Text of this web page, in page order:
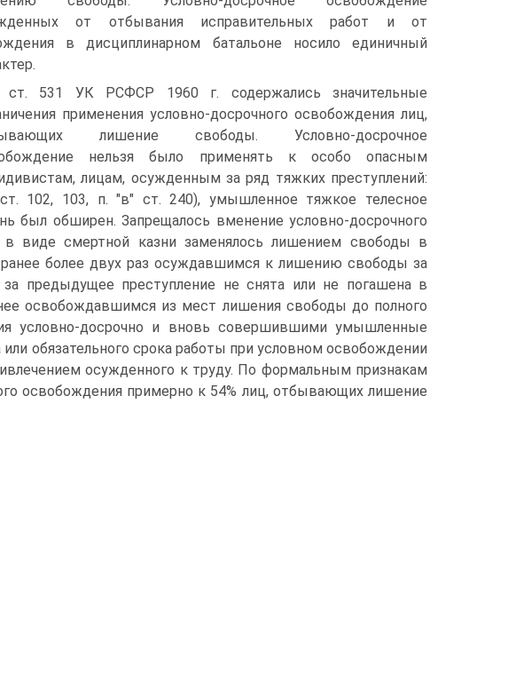
от отбывания исправительных работ и от
в дисциплинарном батальоне носило единичный
531 УК РСФСР 1960 г. содержались значительные
применения условно-досрочного освобождения лиц,
лишение свободы. Условно-досрочное
нельзя было применять к особо опасным
лицам, осужденным за ряд тяжких преступлений:
102, 103, п. "в" ст. 240), умышленное тяжкое телесное
был обширен. Запрещалось вменение условно-досрочного
виде смертной казни заменялось лишением свободы в
более двух раз осуждавшимся к лишению свободы за
предыдущее преступление не снята или не погашена в
освобождавшимся из мест лишения свободы до полного
условно-досрочно и вновь совершившими умышленные
обязательного срока работы при условном освобождении
осужденного к труду. По формальным признакам
освобождения примерно к 54% лиц, отбывающих лишение